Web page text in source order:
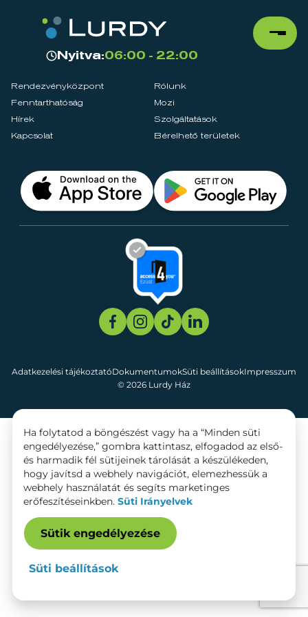
Nyitva:06:00 - 22:00
Rendezvényközpont
Rólunk
Fenntarthatóság
Mozi
Hírek
Szolgáltatások
Kapcsolat
Bérelhető területek
© 2026 Lurdy Ház
Adatkezelési tájékoztatóDokumentumokSüti beállításokImpresszum
Ha folytatod a böngészést vagy ha a “Minden süti
engedélyezése,” gombra kattintasz, elfogadod az első-
és harmadik fél sütijeinek tárolását a készülékeden,
hogy javítsd a webhely navigációt, elemezhessük a
webhely használatát és segíts marketinges
erőfeszítéseinkben. Süti Irányelvek
Sütik engedélyezése
Süti beállítások